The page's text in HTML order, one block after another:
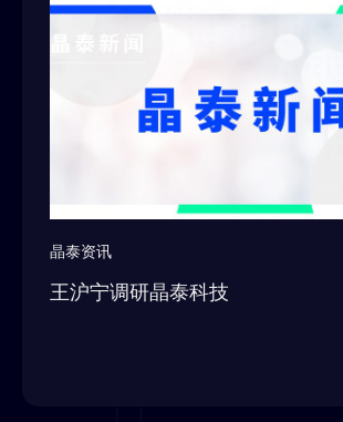
晶泰资讯
王沪宁调研晶泰科技